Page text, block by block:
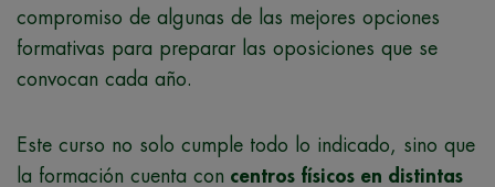
compromiso de algunas de las mejores opciones
formativas para preparar las oposiciones que se
convocan cada año.
Este curso no solo cumple todo lo indicado, sino que
la formación cuenta con centros físicos en distintas